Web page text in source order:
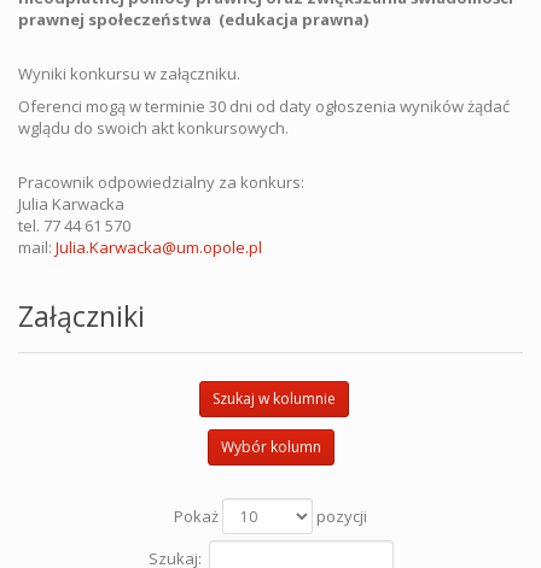
prawnej społeczeństwa (edukacja prawna)
Wyniki konkursu w załączniku.
Oferenci mogą w terminie 30 dni od daty ogłoszenia wyników żądać
wglądu do swoich akt konkursowych.
Pracownik odpowiedzialny za konkurs:
Julia Karwacka
tel. 77 44 61 570
mail: Julia.Karwacka@um.opole.pl
Załączniki
Szukaj w kolumnie
Wybór kolumn
Pokaż
pozycji
Szukaj: